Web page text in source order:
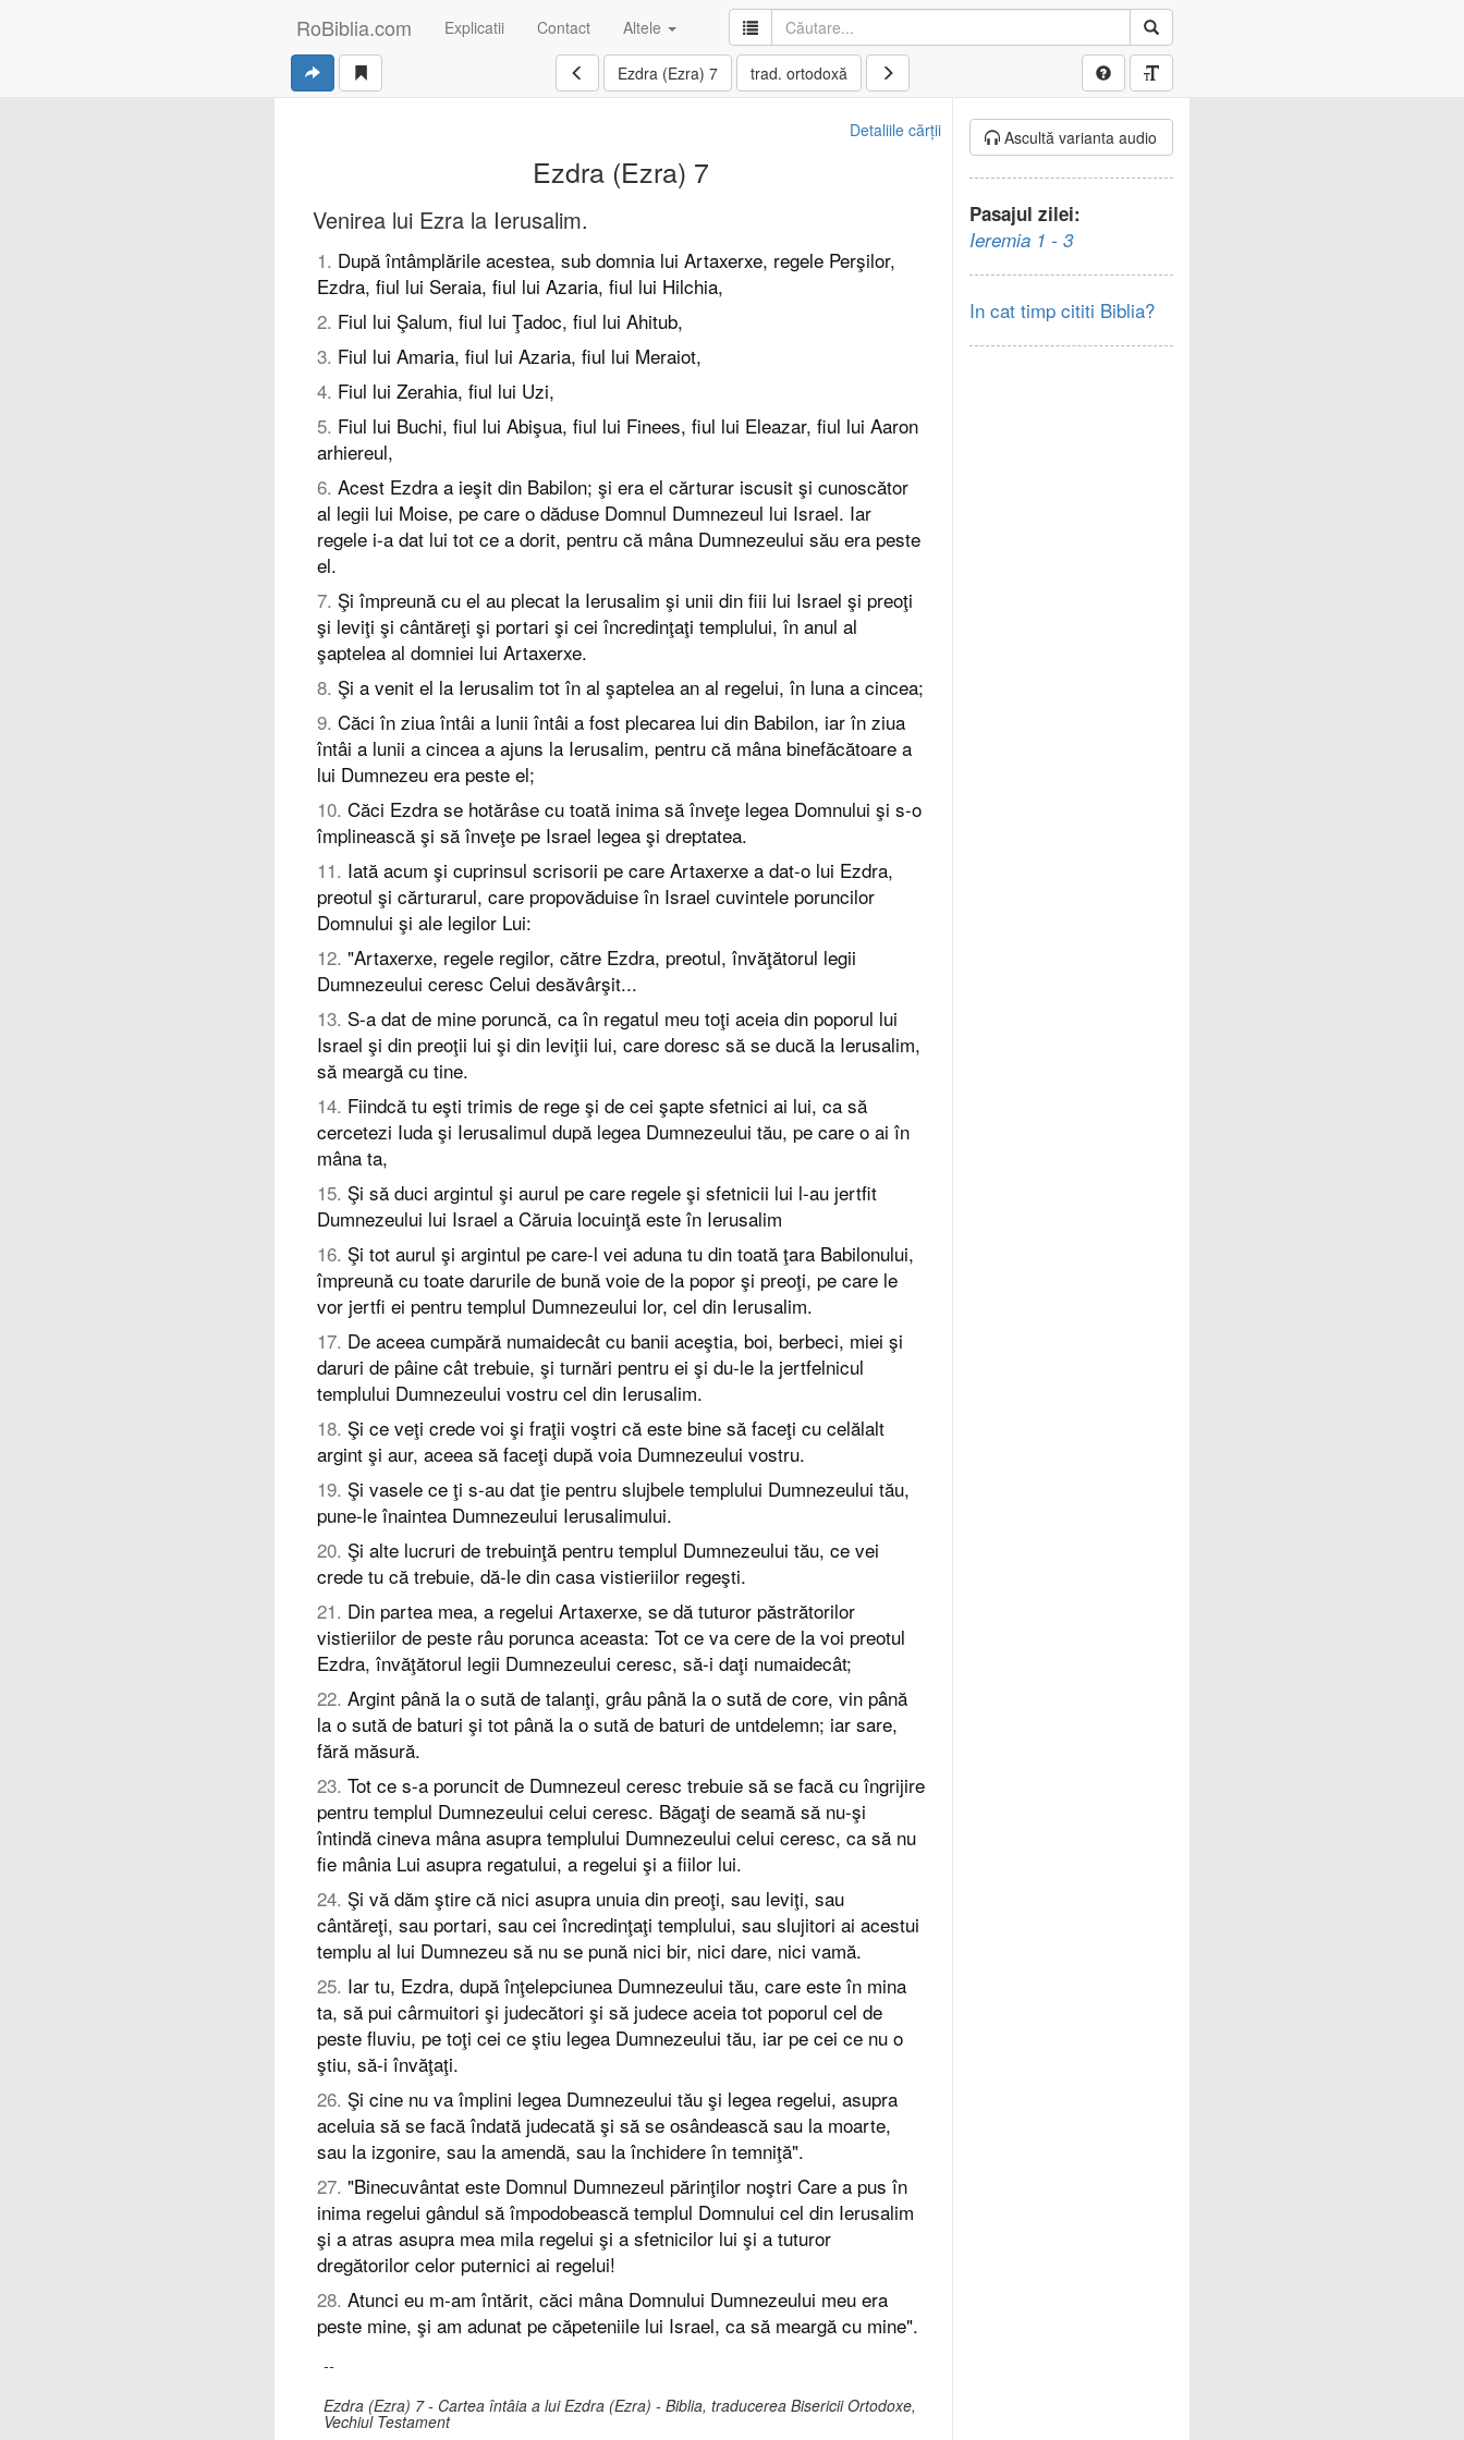
RoBiblia.com Explicatii Contact Altele
Ezdra (Ezra) 7 trad. ortodoxă
Detaliile cărții
Ezdra (Ezra) 7
Venirea lui Ezra la Ierusalim.
1. După întâmplările acestea, sub domnia lui Artaxerxe, regele Perşilor,
Ezdra, fiul lui Seraia, fiul lui Azaria, fiul lui Hilchia,
2. Fiul lui Şalum, fiul lui Ţadoc, fiul lui Ahitub,
3. Fiul lui Amaria, fiul lui Azaria, fiul lui Meraiot,
4. Fiul lui Zerahia, fiul lui Uzi,
5. Fiul lui Buchi, fiul lui Abişua, fiul lui Finees, fiul lui Eleazar, fiul lui Aaron
arhiereul,
6. Acest Ezdra a ieşit din Babilon; şi era el cărturar iscusit şi cunoscător
al legii lui Moise, pe care o dăduse Domnul Dumnezeul lui Israel. Iar
regele i-a dat lui tot ce a dorit, pentru că mâna Dumnezeului său era peste
el.
7. Şi împreună cu el au plecat la Ierusalim şi unii din fiii lui Israel şi preoţi
şi leviţi şi cântăreţi şi portari şi cei încredinţaţi templului, în anul al
şaptelea al domniei lui Artaxerxe.
8. Şi a venit el la Ierusalim tot în al şaptelea an al regelui, în luna a cincea;
9. Căci în ziua întâi a lunii întâi a fost plecarea lui din Babilon, iar în ziua
întâi a lunii a cincea a ajuns la Ierusalim, pentru că mâna binefăcătoare a
lui Dumnezeu era peste el;
10. Căci Ezdra se hotărâse cu toată inima să înveţe legea Domnului şi s-o
împlinească şi să înveţe pe Israel legea şi dreptatea.
11. Iată acum şi cuprinsul scrisorii pe care Artaxerxe a dat-o lui Ezdra,
preotul şi cărturarul, care propovăduise în Israel cuvintele poruncilor
Domnului şi ale legilor Lui:
12. "Artaxerxe, regele regilor, către Ezdra, preotul, învăţătorul legii
Dumnezeului ceresc Celui desăvârşit...
13. S-a dat de mine poruncă, ca în regatul meu toţi aceia din poporul lui
Israel şi din preoţii lui şi din leviţii lui, care doresc să se ducă la Ierusalim,
să meargă cu tine.
14. Fiindcă tu eşti trimis de rege şi de cei şapte sfetnici ai lui, ca să
cercetezi Iuda şi Ierusalimul după legea Dumnezeului tău, pe care o ai în
mâna ta,
15. Şi să duci argintul şi aurul pe care regele şi sfetnicii lui l-au jertfit
Dumnezeului lui Israel a Căruia locuinţă este în Ierusalim
16. Şi tot aurul şi argintul pe care-l vei aduna tu din toată ţara Babilonului,
împreună cu toate darurile de bună voie de la popor şi preoţi, pe care le
vor jertfi ei pentru templul Dumnezeului lor, cel din Ierusalim.
17. De aceea cumpără numaidecât cu banii aceştia, boi, berbeci, miei şi
daruri de pâine cât trebuie, şi turnări pentru ei şi du-le la jertfelnicul
templului Dumnezeului vostru cel din Ierusalim.
18. Şi ce veţi crede voi şi fraţii voştri că este bine să faceţi cu celălalt
argint şi aur, aceea să faceţi după voia Dumnezeului vostru.
19. Şi vasele ce ţi s-au dat ţie pentru slujbele templului Dumnezeului tău,
pune-le înaintea Dumnezeului Ierusalimului.
20. Şi alte lucruri de trebuinţă pentru templul Dumnezeului tău, ce vei
crede tu că trebuie, dă-le din casa vistieriilor regeşti.
21. Din partea mea, a regelui Artaxerxe, se dă tuturor păstrătorilor
vistieriilor de peste râu porunca aceasta: Tot ce va cere de la voi preotul
Ezdra, învăţătorul legii Dumnezeului ceresc, să-i daţi numaidecât;
22. Argint până la o sută de talanţi, grâu până la o sută de core, vin până
la o sută de baturi şi tot până la o sută de baturi de untdelemn; iar sare,
fără măsură.
23. Tot ce s-a poruncit de Dumnezeul ceresc trebuie să se facă cu îngrijire
pentru templul Dumnezeului celui ceresc. Băgaţi de seamă să nu-şi
întindă cineva mâna asupra templului Dumnezeului celui ceresc, ca să nu
fie mânia Lui asupra regatului, a regelui şi a fiilor lui.
24. Şi vă dăm ştire că nici asupra unuia din preoţi, sau leviţi, sau
cântăreţi, sau portari, sau cei încredinţaţi templului, sau slujitori ai acestui
templu al lui Dumnezeu să nu se pună nici bir, nici dare, nici vamă.
25. Iar tu, Ezdra, după înţelepciunea Dumnezeului tău, care este în mina
ta, să pui cârmuitori şi judecători şi să judece aceia tot poporul cel de
peste fluviu, pe toţi cei ce ştiu legea Dumnezeului tău, iar pe cei ce nu o
ştiu, să-i învăţaţi.
26. Şi cine nu va împlini legea Dumnezeului tău şi legea regelui, asupra
aceluia să se facă îndată judecată şi să se osândească sau la moarte,
sau la izgonire, sau la amendă, sau la închidere în temniţă".
27. "Binecuvântat este Domnul Dumnezeul părinţilor noştri Care a pus în
inima regelui gândul să împodobească templul Domnului cel din Ierusalim
şi a atras asupra mea mila regelui şi a sfetnicilor lui şi a tuturor
dregătorilor celor puternici ai regelui!
28. Atunci eu m-am întărit, căci mâna Domnului Dumnezeului meu era
peste mine, şi am adunat pe căpeteniile lui Israel, ca să meargă cu mine".
--
Ezdra (Ezra) 7 - Cartea întâia a lui Ezdra (Ezra) - Biblia, traducerea Bisericii Ortodoxe,
Vechiul Testament
Ascultă varianta audio
Pasajul zilei:
Ieremia 1 - 3
In cat timp cititi Biblia?